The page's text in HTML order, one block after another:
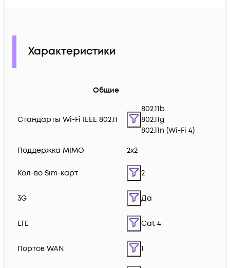
Характеристики
Общие
Стандарты Wi-Fi IEEE 802.11
802.11b
802.11g
802.11n (Wi-Fi 4)
Поддержка MIMO 2x2
Кол-во Sim-карт 2
3G Да
LTE Cat 4
Портов WAN 1